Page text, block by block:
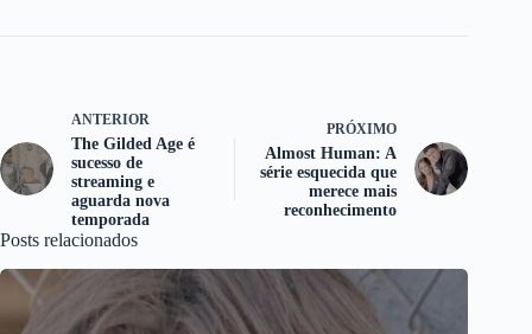
ANTERIOR
The Gilded Age é
sucesso de
streaming e
aguarda nova
temporada
PRÓXIMO
Almost Human: A
série esquecida que
merece mais
reconhecimento
Posts relacionados